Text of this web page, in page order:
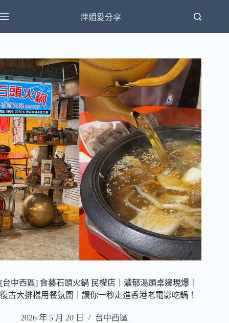
至
主
容
萍姐愛分享
[台中西區] 食藝石頭火鍋 民權店｜濃郁湯頭桌邊現爆｜
復古大排檔用餐氛圍｜讓你一秒走進香港老電影吃鍋！
2026 年 5 月 20 日 台中西區